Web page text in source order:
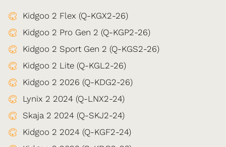
Kidgoo 2 Flex (Q-KGX2-26)
Kidgoo 2 Pro Gen 2 (Q-KGP2-26)
Kidgoo 2 Sport Gen 2 (Q-KGS2-26)
Kidgoo 2 Lite (Q-KGL2-26)
Kidgoo 2 2026 (Q-KDG2-26)
Lynix 2 2024 (Q-LNX2-24)
Skaja 2 2024 (Q-SKJ2-24)
Kidgoo 2 2024 (Q-KGF2-24)